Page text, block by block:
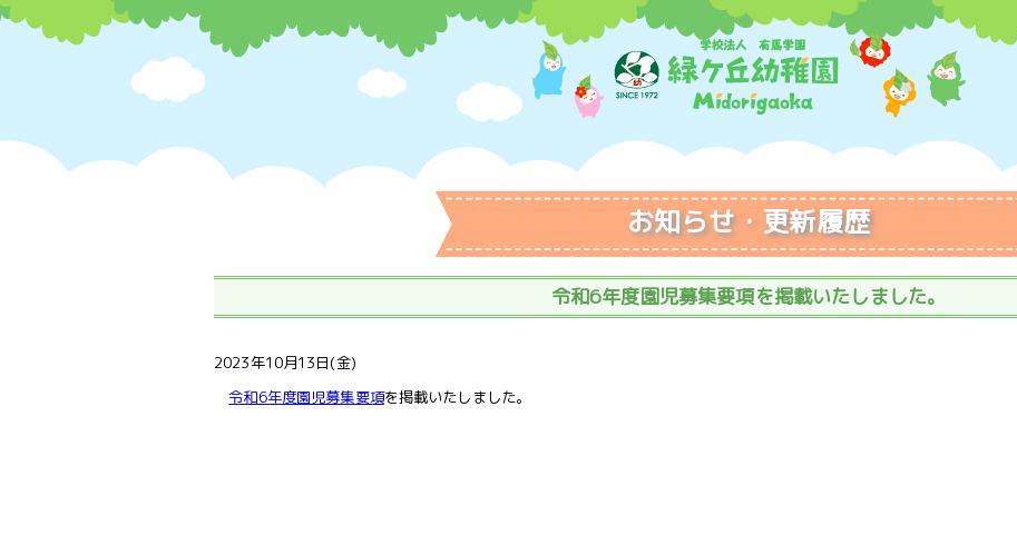
お知らせ・更新履歴
令和6年度園児募集要項を掲載いたしました。
2023年10月13日(金)
令和6年度園児募集要項を掲載いたしました。